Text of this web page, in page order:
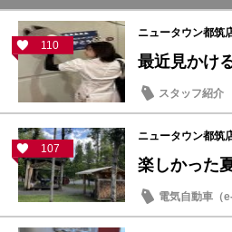
110
ニュータウン都筑
最近見かけ
スタッフ紹介
107
ニュータウン都筑
楽しかった
電気自動車（